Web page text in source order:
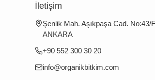
İletişim
Şenlik Mah. Aşıkpaşa Cad. No:43/
ANKARA
+90 552 300 30 20
info@organikbitkim.com